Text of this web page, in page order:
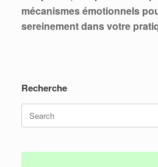
mécanismes émotionnels
sereinement dans votre
Recherche
Search
for: